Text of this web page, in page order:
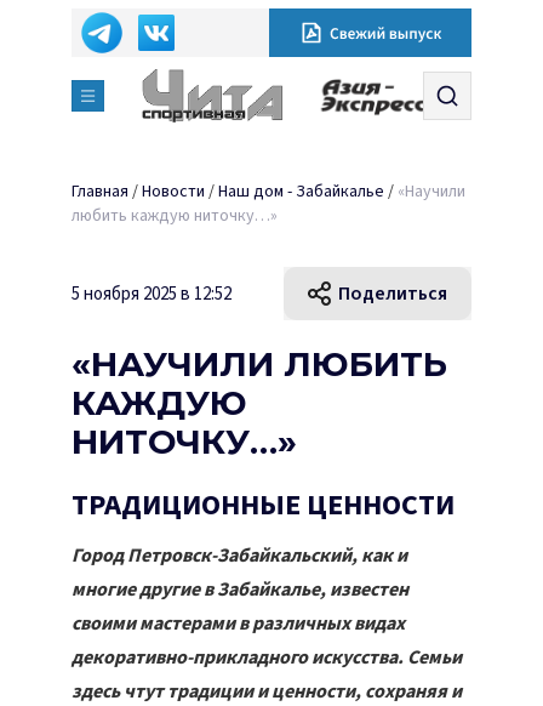
Главная /Новости /Наш дом - Забайкалье / «Научили
любить каждую ниточку…»
5 ноября 2025 в 12:52 Поделиться
«НАУЧИЛИ ЛЮБИТЬ
КАЖДУЮ
НИТОЧКУ…»
ТРАДИЦИОННЫЕ ЦЕННОСТИ
Город Петровск-Забайкальский, как и
многие другие в Забайкалье, известен
своими мастерами в различных видах
декоративно-прикладного искусства. Семьи
здесь чтут традиции и ценности, сохраняя и